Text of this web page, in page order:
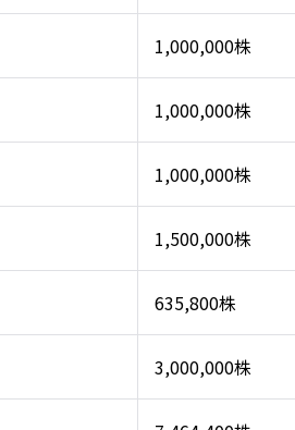
1,000,000株
1,000,000株
1,000,000株
1,500,000株
635,800株
3,000,000株